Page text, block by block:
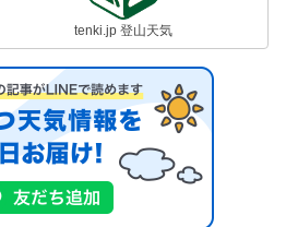
tenki.jp 登山天気